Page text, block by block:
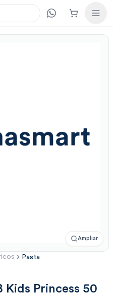
Ampliar
Pasta
Kids Princess 50